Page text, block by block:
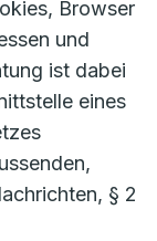
Browser
und
ist dabei
eines
§ 2